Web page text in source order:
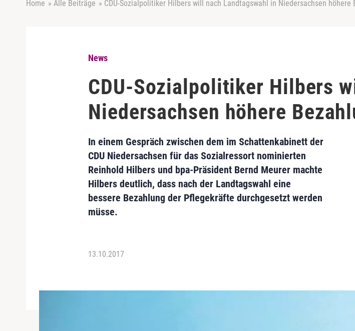
Home » Alle Beiträge » CDU-Sozialpolitiker Hilbers will nach Landtagswahl in Niedersachsen
News
CDU-Sozialpolitiker Hilbers
Niedersachsen höhere
In einem Gespräch zwischen dem im Schattenkabinett der
CDU Niedersachsen für das Sozialressort nominierten
Reinhold Hilbers und bpa-Präsident Bernd Meurer machte
Hilbers deutlich, dass nach der Landtagswahl eine
bessere Bezahlung der Pflegekräfte durchgesetzt werden
müsse.
13.10.2017